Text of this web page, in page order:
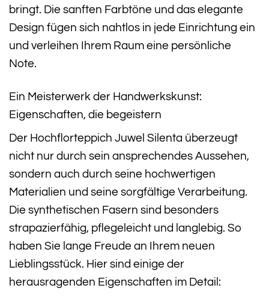
bringt. Die sanften Farbtöne und das elegante
Design fügen sich nahtlos in jede Einrichtung ein
und verleihen Ihrem Raum eine persönliche
Note.
Ein Meisterwerk der Handwerkskunst:
Eigenschaften, die begeistern
Der Hochflorteppich Juwel Silenta überzeugt
nicht nur durch sein ansprechendes Aussehen,
sondern auch durch seine hochwertigen
Materialien und seine sorgfältige Verarbeitung.
Die synthetischen Fasern sind besonders
strapazierfähig, pflegeleicht und langlebig. So
haben Sie lange Freude an Ihrem neuen
Lieblingsstück. Hier sind einige der
herausragenden Eigenschaften im Detail: